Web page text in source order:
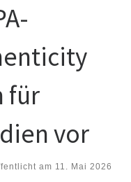
für
vor
am 11. Mai 2026